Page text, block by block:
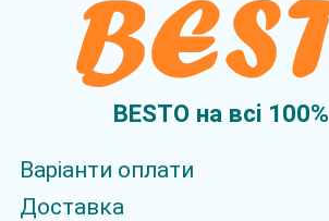
BESTO на всi 100%
Варіанти оплати
Доставка